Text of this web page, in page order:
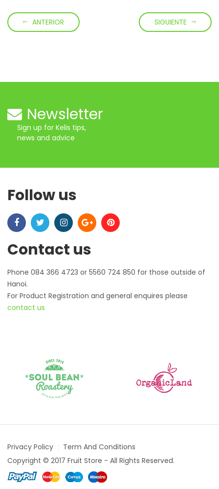
ANTERIOR SIGUIENTE
Newsletter
Sign up for Kelis tips,
news and advice
Follow us
Contact us
Phone 084 366 4723 or 5560 724 850 for those outside of
Hanoi.
For Product Registration and general enquires please
contact us
Privacy Policy
Term And Conditions
Copyright © 2017 Fruit Store - All Rights Reserved.